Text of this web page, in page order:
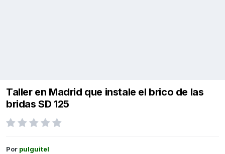
Taller en Madrid que instale el brico de las
bridas SD 125
Por pulguitel